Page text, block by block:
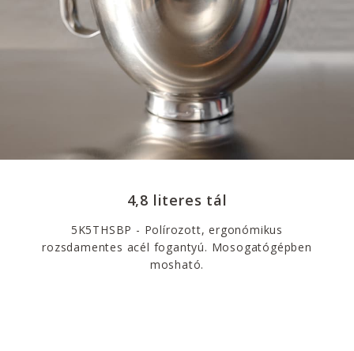
4,8 literes tál
5K5THSBP - Polírozott, ergonómikus
rozsdamentes acél fogantyú. Mosogatógépben
mosható.